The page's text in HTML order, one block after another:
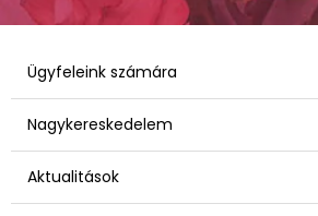
Ügyfeleink számára
Nagykereskedelem
Aktualitások